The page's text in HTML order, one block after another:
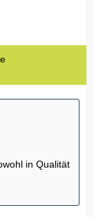
in Qualität